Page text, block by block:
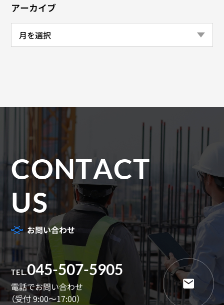
アーカイブ
CONTACT
US
お問い合わせ
TEL.045-507-5905
電話でお問い合わせ
（受付 9:00～17:00）